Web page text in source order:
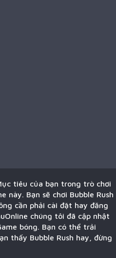
tiêu của bạn trong trò chơi
này. Bạn sẽ chơi Bubble Rush
cần phải cài đặt hay đăng
chúng tôi đã cập nhật
bóng. Bạn có thể trải
thấy Bubble Rush hay, đừng